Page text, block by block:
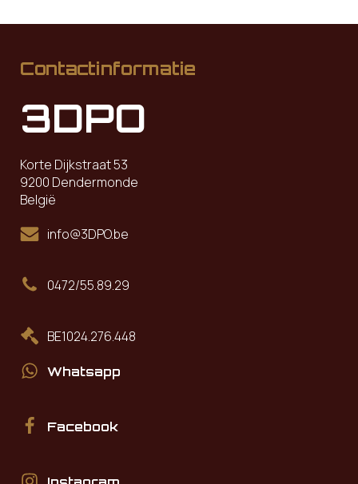
Contactinformatie
3DPO
Korte Dijkstraat 53
9200 Dendermonde
België
info@3DPO.be
0472/55.89.29
BE1024.276.448
Whatsapp
Facebook